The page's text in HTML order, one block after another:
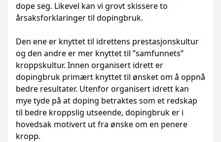
dope seg. Likevel kan vi grovt skissere to
årsaksforklaringer til dopingbruk.
Den ene er knyttet til idrettens prestasjonskultur
og den andre er mer knyttet til ”samfunnets”
kroppskultur. Innen organisert idrett er
dopingbruk primært knyttet til ønsket om å oppnå
bedre resultater. Utenfor organisert idrett kan
mye tyde på at doping betraktes som et redskap
til bedre kroppslig utseende, dopingbruk er i
hovedsak motivert ut fra ønske om en penere
kropp.